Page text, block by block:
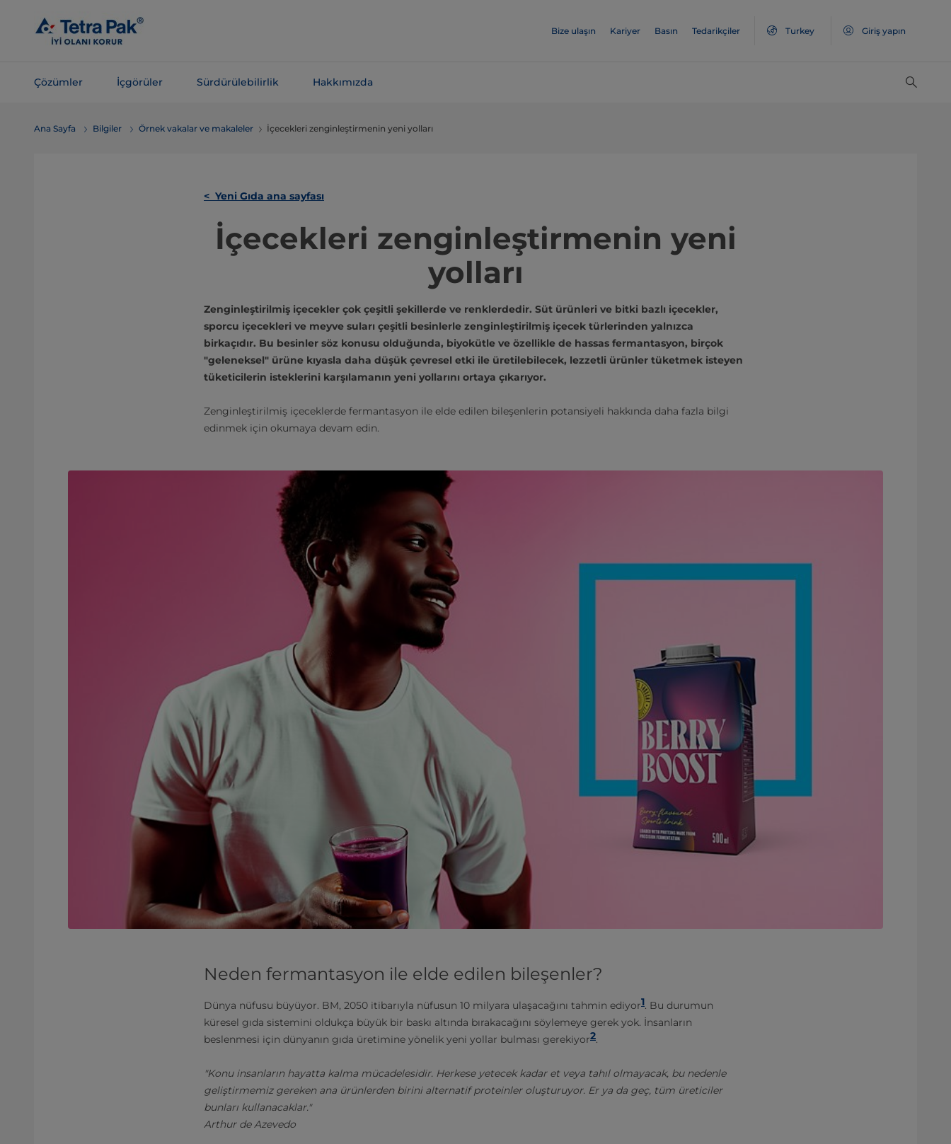
içeriğe
Bize ulaşın Kariyer Basın Tedarikçiler Turkey Giriş yapın
Çözümler İçgörüler Sürdürülebilirlik Hakkımızda
atlaAna Sayfa Bilgiler Örnek vakalar ve makaleler İçecekleri zenginleştirmenin yeni yolları
< Yeni Gıda ana sayfası
İçecekleri zenginleştirmenin yeni
yolları
Zenginleştirilmiş içecekler çok çeşitli şekillerde ve renklerdedir. Süt ürünleri ve bitki bazlı içecekler,
sporcu içecekleri ve meyve suları çeşitli besinlerle zenginleştirilmiş içecek türlerinden yalnızca
birkaçıdır. Bu besinler söz konusu olduğunda, biyokütle ve özellikle de hassas fermantasyon, birçok
"geleneksel" ürüne kıyasla daha düşük çevresel etki ile üretilebilecek, lezzetli ürünler tüketmek isteyen
tüketicilerin isteklerini karşılamanın yeni yollarını ortaya çıkarıyor.
Zenginleştirilmiş içeceklerde fermantasyon ile elde edilen bileşenlerin potansiyeli hakkında daha fazla bilgi
edinmek için okumaya devam edin.
Neden fermantasyon ile elde edilen bileşenler?
Dünya nüfusu büyüyor. BM, 2050 itibarıyla nüfusun 10 milyara ulaşacağını tahmin ediyor1. Bu durumun
küresel gıda sistemini oldukça büyük bir baskı altında bırakacağını söylemeye gerek yok. İnsanların
beslenmesi için dünyanın gıda üretimine yönelik yeni yollar bulması gerekiyor2.
"Konu insanların hayatta kalma mücadelesidir. Herkese yetecek kadar et veya tahıl olmayacak, bu nedenle
geliştirmemiz gereken ana ürünlerden birini alternatif proteinler oluşturuyor. Er ya da geç, tüm üreticiler
bunları kullanacaklar."
Arthur de Azevedo